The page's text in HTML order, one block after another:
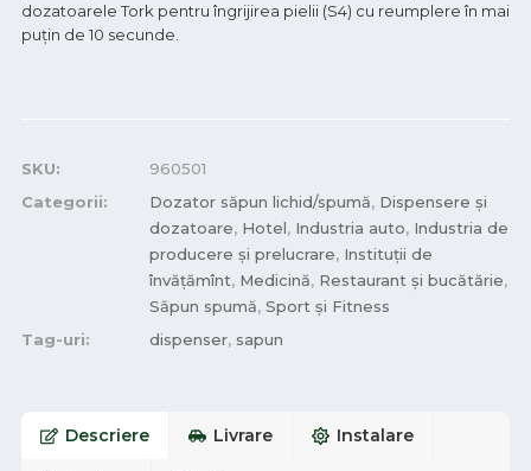
dozatoarele Tork pentru îngrijirea pielii (S4) cu reumplere în mai
puțin de 10 secunde.
SKU:
960501
Categorii:
Dozator săpun lichid/spumă, Dispensere și
dozatoare, Hotel, Industria auto, Industria de
producere și prelucrare, Instituții de
învățămînt, Medicină, Restaurant și bucătărie,
Săpun spumă, Sport și Fitness
Tag-uri:
dispenser, sapun
Descriere Livrare Instalare